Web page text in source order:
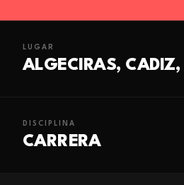
LUGAR
ALGECIRAS, CADIZ,
DISCIPLINA
CARRERA